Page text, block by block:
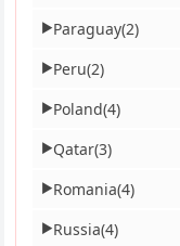
▶Paraguay(2)
▶Peru(2)
▶Poland(4)
▶Qatar(3)
▶Romania(4)
▶Russia(4)